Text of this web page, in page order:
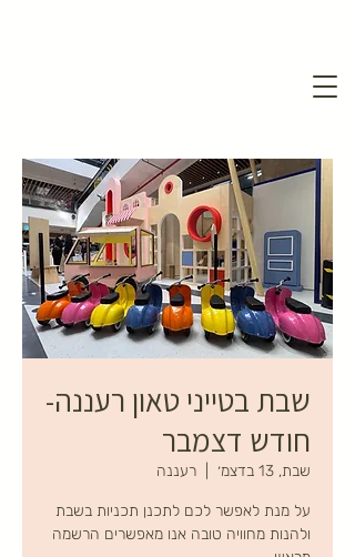
שבת בטייני טאון רעננה-
חודש דצמבר
שבת, 13 בדצמ׳ רעננה
על מנת לאפשר לכם לתכנן תכניות בשבת
ולהנות מחוויה טובה אנו מאפשרים הרשמה